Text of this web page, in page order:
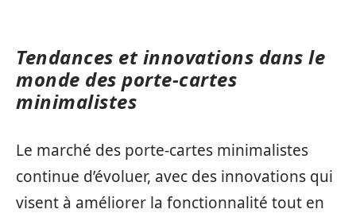
Tendances et innovations dans le
monde des porte-cartes
minimalistes
Le marché des porte-cartes minimalistes
continue d’évoluer, avec des innovations qui
visent à améliorer la fonctionnalité tout en